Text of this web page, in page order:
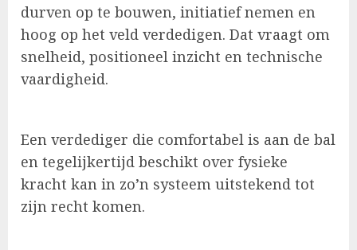
durven op te bouwen, initiatief nemen en
hoog op het veld verdedigen. Dat vraagt om
snelheid, positioneel inzicht en technische
vaardigheid.
Een verdediger die comfortabel is aan de bal
en tegelijkertijd beschikt over fysieke
kracht kan in zo’n systeem uitstekend tot
zijn recht komen.